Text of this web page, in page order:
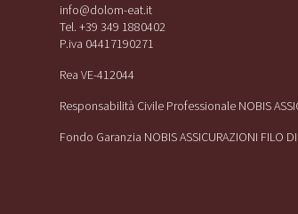
info@dolom-eat.it
Tel. +39 349 1880402
P.iva 04417190271
Rea VE-412044
Responsabilità Civile Professionale NOBIS
Fondo Garanzia NOBIS ASSICURAZIONI FILO